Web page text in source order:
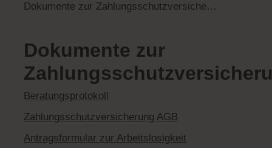
Dokumente zur Zahlungsschutzversicherung
Dokumente zur
Beratungsprotokoll
Zahlungsschutzversicherung AGB
Antragsformular zur Arbeitslosigkeit